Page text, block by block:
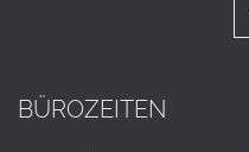
BÜROZEITEN